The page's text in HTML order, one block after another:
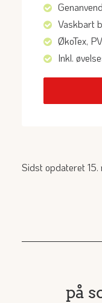
Vaskbart
ØkoTex,
Inkl.
Sidst opdateret 15.
på